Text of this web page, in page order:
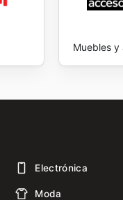
Muebles y
Electrónica
Moda